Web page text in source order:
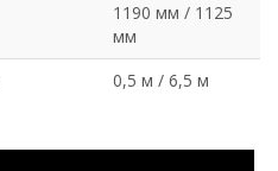
1190 мм / 1125
мм
0,5 м / 6,5 м